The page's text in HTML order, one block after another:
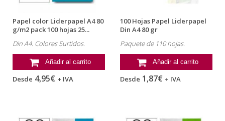
Papel color Liderpapel A4 80
g/m2 pack 100 hojas 25...
Din A4. Colores Surtidos.
Añadir al carrito
Desde 4,95€ + IVA
100 Hojas Papel Liderpapel
Din A4 80 gr
Paquete de 110 hojas.
Añadir al carrito
Desde 1,87€ + IVA